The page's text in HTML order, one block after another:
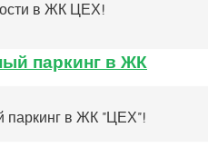
в ЖК ЦЕХ!
паркинг в ЖК
в ЖК "ЦЕХ"!